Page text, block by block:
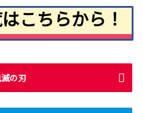
こちらから！
滅の刃